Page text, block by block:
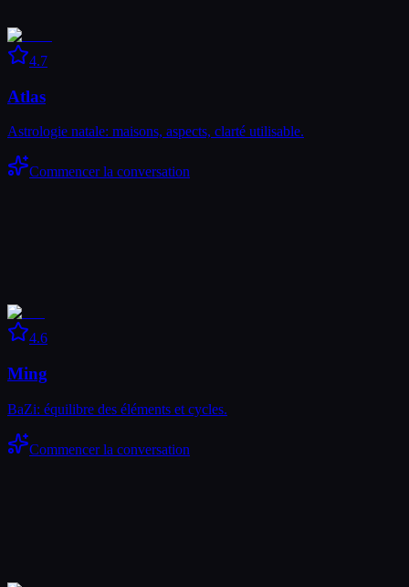
4.7
Atlas
Astrologie natale: maisons, aspects, clarté utilisable.
Commencer la conversation
4.6
Ming
BaZi: équilibre des éléments et cycles.
Commencer la conversation